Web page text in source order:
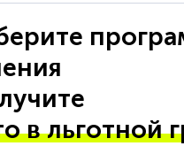
в льготной